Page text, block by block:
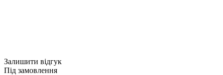
Залишити відгук
Під замовлення